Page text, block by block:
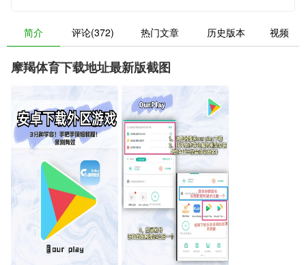
简介 评论(372) 热门文章 历史版本 视频
摩羯体育下载地址最新版截图